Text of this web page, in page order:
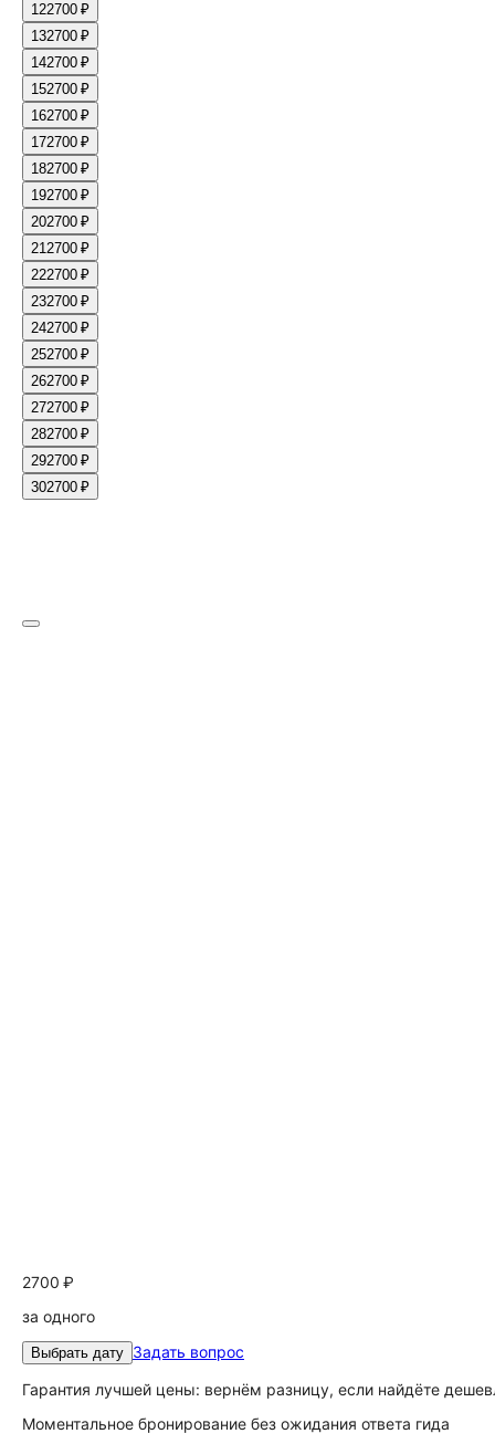
122700 ₽
132700 ₽
142700 ₽
152700 ₽
162700 ₽
172700 ₽
182700 ₽
192700 ₽
202700 ₽
212700 ₽
222700 ₽
232700 ₽
242700 ₽
252700 ₽
262700 ₽
272700 ₽
282700 ₽
292700 ₽
302700 ₽
2700 ₽
за одного
Выбрать дату Задать вопрос
Гарантия лучшей цены: вернём разницу, если найдёте
Моментальное бронирование без ожидания ответа гида